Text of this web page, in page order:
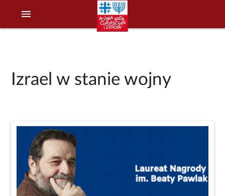
menu
Izrael w stanie wojny